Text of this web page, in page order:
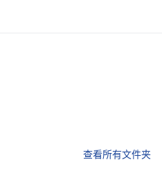
查看所有文件夹